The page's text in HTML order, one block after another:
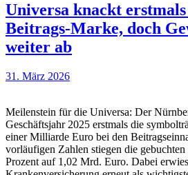
Universa knackt
Beitrags-Marke, doch
weiter ab
31. März 2026
Meilenstein für die Universa: Der
Geschäftsjahr 2025 erstmals die
einer Milliarde Euro bei den
vorläufigen Zahlen stiegen die
Prozent auf 1,02 Mrd. Euro. Dabei